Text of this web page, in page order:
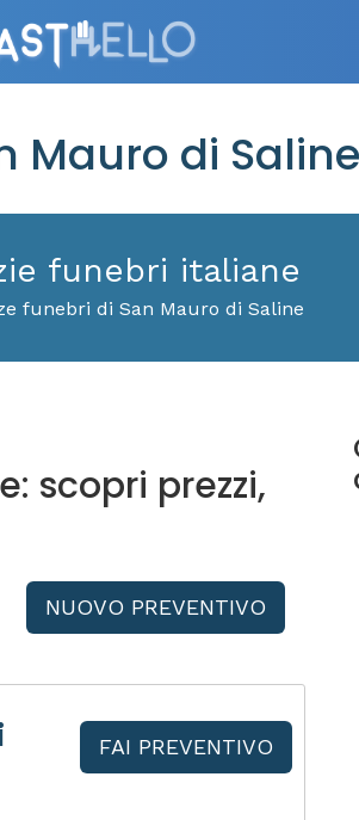
Mauro di Saline
funebri italiane
funebri di San Mauro di Saline
scopri prezzi,
NUOVO PREVENTIVO
FAI PREVENTIVO